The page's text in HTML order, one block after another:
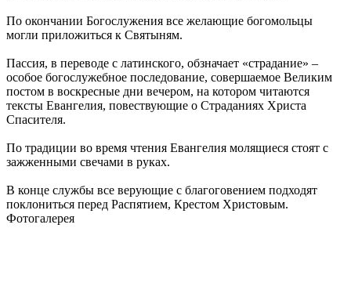
По окончании Богослужения все желающие богомольцы
могли приложиться к Святыням.
Пассия, в переводе с латинского, обзначает «страдание» –
особое богослужебное последование, совершаемое Великим
постом в воскресные дни вечером, на котором читаются
тексты Евангелия, повествующие о Страданиях Христа
Спасителя.
По традиции во время чтения Евангелия молящиеся стоят с
зажженными свечами в руках.
В конце службы все верующие с благоговением подходят
поклониться перед Распятием, Крестом Христовым.
Фотогалерея